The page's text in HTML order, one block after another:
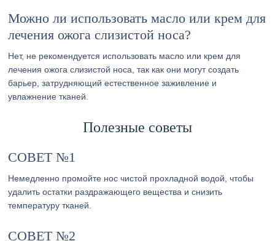
Можно ли использовать масло или крем для
лечения ожога слизистой носа?
Нет, не рекомендуется использовать масло или крем для
лечения ожога слизистой носа, так как они могут создать
барьер, затрудняющий естественное заживление и
увлажнение тканей.
Полезные советы
СОВЕТ №1
Немедленно промойте нос чистой прохладной водой, чтобы
удалить остатки раздражающего вещества и снизить
температуру тканей.
СОВЕТ №2